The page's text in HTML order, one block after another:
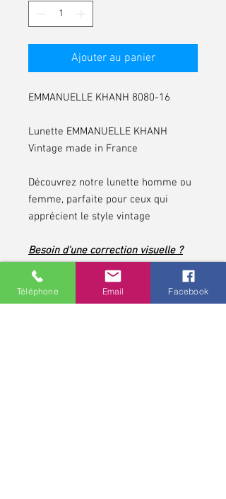
Ajouter au panier
EMMANUELLE KHANH 8080-16
Lunette EMMANUELLE KHANH
Vintage made in France
Découvrez notre lunette homme ou
femme, parfaite pour ceux qui
apprécient le style vintage
Besoin d'une correction visuelle ?
Cette monture peut être adaptée à
votre vue pour allier confort et
esthétisme.
Téléphone Email Facebook